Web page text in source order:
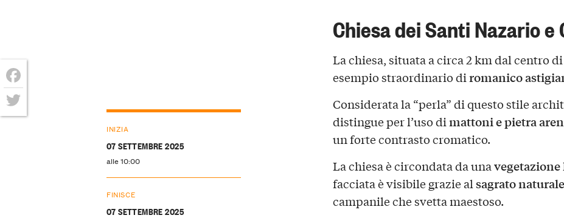
Chiesa dei Santi Nazario e
La chiesa,situata a circa 2 km dal centro
esempio straordinario diromanico
Considerata la “perla” di questo stile
distingue per l’uso dimattoni e pietra
un forte contrasto cromatico.
La chiesa è circondata da una
facciata è visibile grazie alsagrato naturale
campanile che svetta maestoso.
INIZIA
07 SETTEMBRE 2025
alle 10:00
FINISCE
07 SETTEMBRE 2025
Facebook
Twitter